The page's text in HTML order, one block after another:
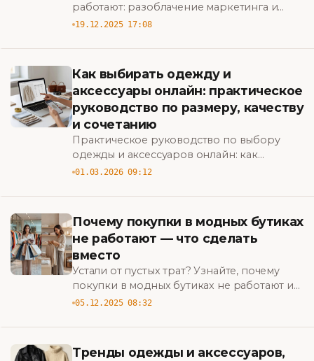
работают: разоблачение маркетинга и
практические советы, как покупать с умом
19.12.2025 17:08
Как выбирать одежду и
аксессуары онлайн: практическое
руководство по размеру, качеству
и сочетанию
Практическое руководство по выбору
одежды и аксессуаров онлайн: как
правильно определить размер, проверить
образов.
01.03.2026 09:12
Почему покупки в модных бутиках
не работают — что сделать
вместо
Устали от пустых трат? Узнайте, почему
покупки в модных бутиках не работают и
какие шаги выбрать вместо, чтобы
05.12.2025 08:32
Тренды одежды и аксессуаров,